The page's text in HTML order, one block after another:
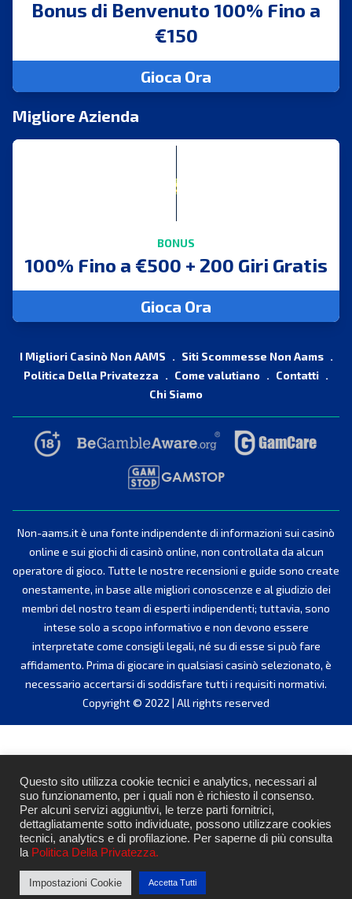
Bonus di Benvenuto 100% Fino a
€150
Gioca Ora
Migliore Azienda
BONUS
100% Fino a €500 + 200 Giri Gratis
Gioca Ora
I Migliori Casinò Non AAMS
Siti Scommesse Non Aams
Politica Della Privatezza
Come valutiano
Contatti
Chi Siamo
Non-aams.it è una fonte indipendente di informazioni sui casinò
online e sui giochi di casinò online, non controllata da alcun
operatore di gioco. Tutte le nostre recensioni e guide sono create
onestamente, in base alle migliori conoscenze e al giudizio dei
membri del nostro team di esperti indipendenti; tuttavia, sono
intese solo a scopo informativo e non devono essere
interpretate come consigli legali, né su di esse si può fare
affidamento. Prima di giocare in qualsiasi casinò selezionato, è
necessario accertarsi di soddisfare tutti i requisiti normativi.
Copyright © 2022 | All rights reserved
Questo sito utilizza cookie tecnici e analytics, necessari al
suo funzionamento, per i quali non è richiesto il consenso.
Per alcuni servizi aggiuntivi, le terze parti fornitrici,
dettagliatamente sotto individuate, possono utilizzare cookies
tecnici, analytics e di profilazione. Per saperne di più consulta
la Politica Della Privatezza.
Impostazioni Cookie Accetta Tutti